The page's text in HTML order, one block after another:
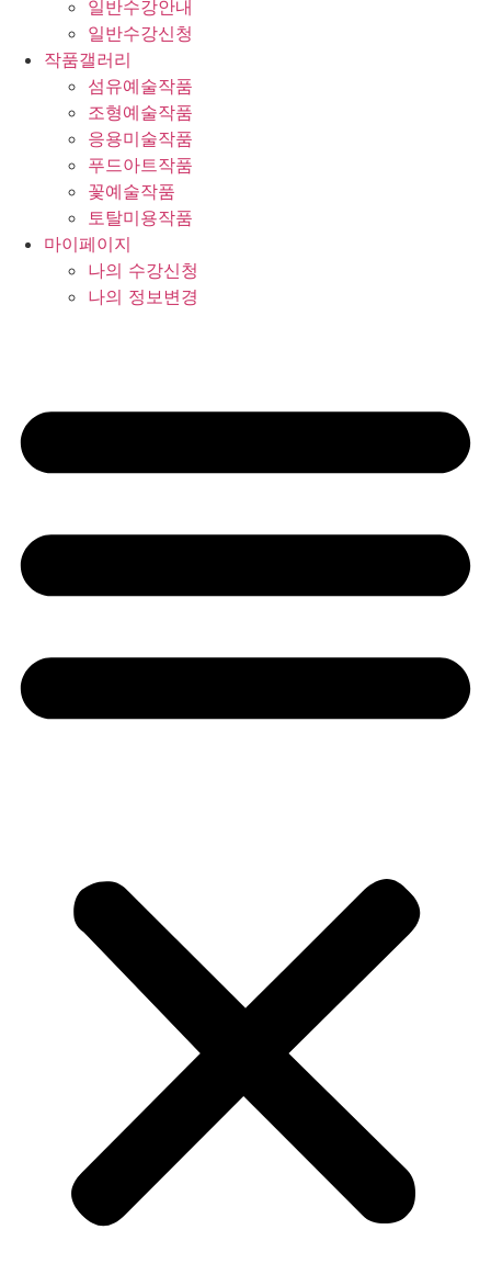
일반수강안내
일반수강신청
작품갤러리
섬유예술작품
조형예술작품
응용미술작품
푸드아트작품
꽃예술작품
토탈미용작품
마이페이지
나의 수강신청
나의 정보변경